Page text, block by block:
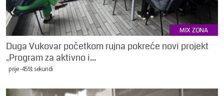
MIX ZONA
Duga Vukovar početkom rujna pokreće novi projekt
„Program za aktivno i...
prije -4591 sekundi